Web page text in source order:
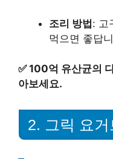
조리 방법: 고
먹으면 좋답
✅100억 유산균의
아보세요.
2. 그릭 요거